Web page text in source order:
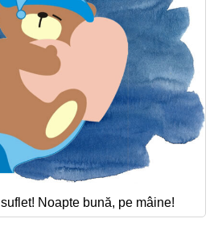
Noapte bună, pe mâine!